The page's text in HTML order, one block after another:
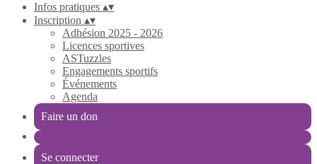
Infos pratiques ▴▾
Inscription ▴▾
Adhésion 2025 - 2026
Licences sportives
ASTuzzles
Engagements sportifs
Événements
Agenda
Faire un don
Se connecter